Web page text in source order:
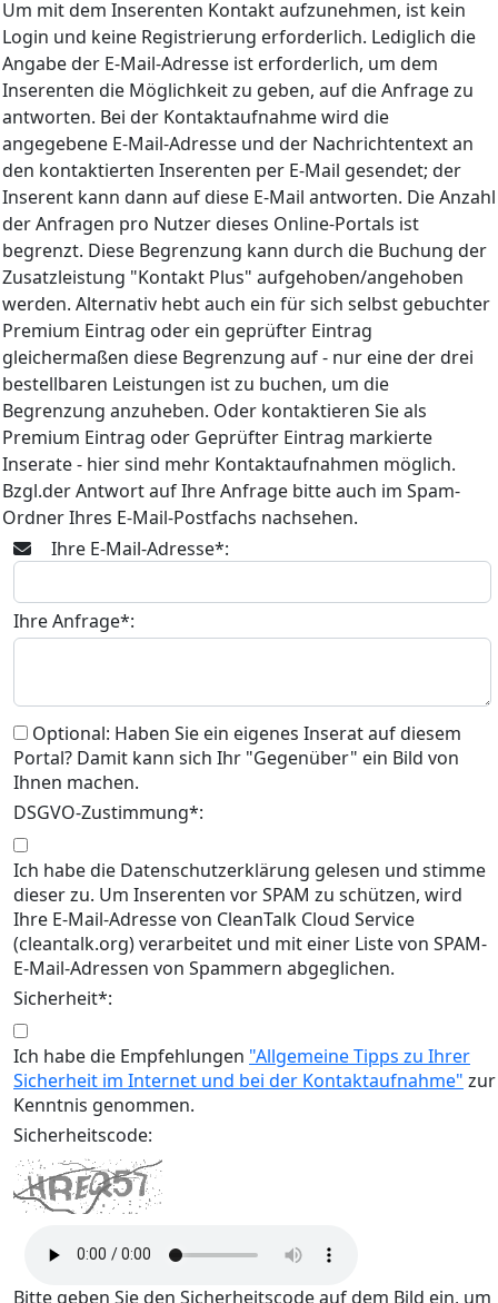
Um mit dem Inserenten Kontakt aufzunehmen, ist kein
Login und keine Registrierung erforderlich. Lediglich die
Angabe der E-Mail-Adresse ist erforderlich, um dem
Inserenten die Möglichkeit zu geben, auf die Anfrage zu
antworten. Bei der Kontaktaufnahme wird die
angegebene E-Mail-Adresse und der Nachrichtentext an
den kontaktierten Inserenten per E-Mail gesendet; der
Inserent kann dann auf diese E-Mail antworten. Die Anzahl
der Anfragen pro Nutzer dieses Online-Portals ist
begrenzt. Diese Begrenzung kann durch die Buchung der
Zusatzleistung "Kontakt Plus" aufgehoben/angehoben
werden. Alternativ hebt auch ein für sich selbst gebuchter
Premium Eintrag oder ein geprüfter Eintrag
gleichermaßen diese Begrenzung auf - nur eine der drei
bestellbaren Leistungen ist zu buchen, um die
Begrenzung anzuheben. Oder kontaktieren Sie als
Premium Eintrag oder Geprüfter Eintrag markierte
Inserate - hier sind mehr Kontaktaufnahmen möglich.
Bzgl.der Antwort auf Ihre Anfrage bitte auch im Spam-
Ordner Ihres E-Mail-Postfachs nachsehen.
Ihre E-Mail-Adresse*:
Ihre Anfrage*:
Optional: Haben Sie ein eigenes Inserat auf diesem
Portal? Damit kann sich Ihr "Gegenüber" ein Bild von
Ihnen machen.
DSGVO-Zustimmung*:
Ich habe die Datenschutzerklärung gelesen und stimme
dieser zu. Um Inserenten vor SPAM zu schützen, wird
Ihre E-Mail-Adresse von CleanTalk Cloud Service
(cleantalk.org) verarbeitet und mit einer Liste von SPAM-
E-Mail-Adressen von Spammern abgeglichen.
Sicherheit*:
Ich habe die Empfehlungen "Allgemeine Tipps zu Ihrer
Sicherheit im Internet und bei der Kontaktaufnahme" zur
Kenntnis genommen.
Sicherheitscode:
Bitte geben Sie den Sicherheitscode auf dem Bild ein, um